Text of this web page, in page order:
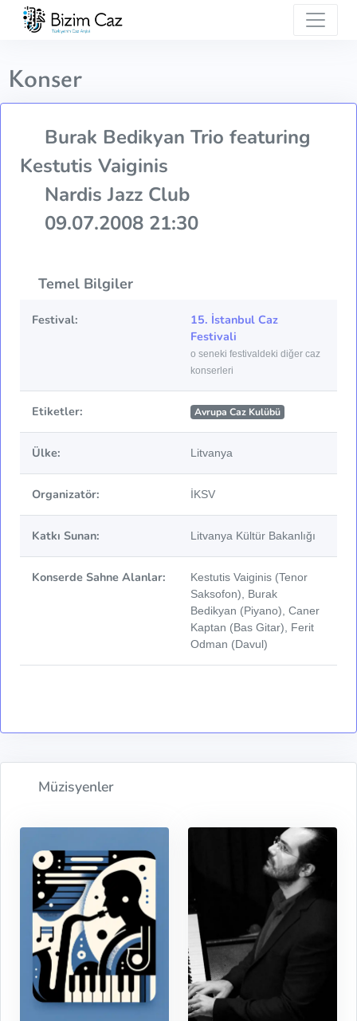
Konser
Burak Bedikyan Trio featuring
Kestutis Vaiginis
Nardis Jazz Club
09.07.2008 21:30
Temel Bilgiler
Festival:
15. İstanbul Caz
Festivali
o seneki festivaldeki diğer caz
konserleri
Etiketler: Avrupa Caz Kulübü
Ülke: Litvanya
Organizatör: İKSV
Katkı Sunan: Litvanya Kültür Bakanlığı
Konserde Sahne Alanlar:
Kestutis Vaiginis (Tenor
Saksofon), Burak
Bedikyan (Piyano), Caner
Kaptan (Bas Gitar), Ferit
Odman (Davul)
Müzisyenler